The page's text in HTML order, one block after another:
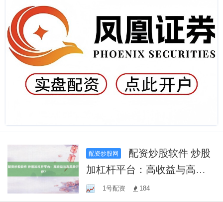
配资炒股网
加杠杆平台：高收益与高风
险并存？
1号配资 184